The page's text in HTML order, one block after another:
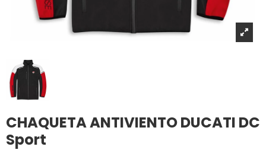
CHAQUETA ANTIVIENTO DUCATI DC
Sport